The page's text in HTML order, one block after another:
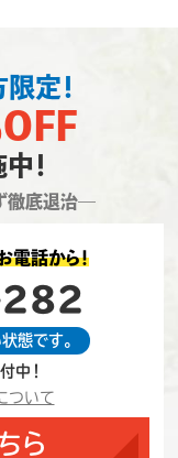
定！
！
徹底退治―
電話から！
態です。
中！
ついて
ら